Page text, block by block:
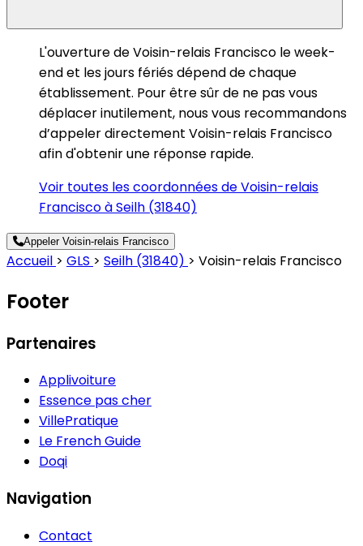
L'ouverture de Voisin-relais Francisco le week-
end et les jours fériés dépend de chaque
établissement. Pour être sûr de ne pas vous
déplacer inutilement, nous vous recommandons
d’appeler directement Voisin-relais Francisco
afin d'obtenir une réponse rapide.
Voir toutes les coordonnées de Voisin-relais
Francisco à Seilh (31840)
Appeler Voisin-relais Francisco
Accueil > GLS > Seilh (31840) > Voisin-relais Francisco
Footer
Partenaires
Applivoiture
Essence pas cher
VillePratique
Le French Guide
Doqi
Navigation
Contact